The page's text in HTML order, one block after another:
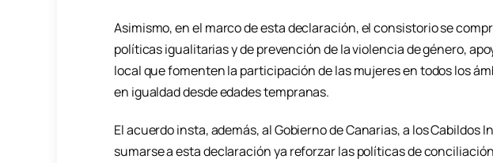
Asimismo, en el marco de esta declaración, el consistorio se
políticas igualitarias y de prevención de la violencia de género,
local que fomenten la participación de las mujeres en todos los
en igualdad desde edades tempranas.
El acuerdo insta, además, al Gobierno de Canarias, a los Cabildos
sumarse a esta declaración ya reforzar las políticas de